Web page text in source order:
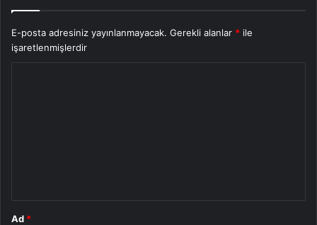
E-posta adresiniz yayınlanmayacak. Gerekli alanlar * ile
işaretlenmişlerdir
Ad *